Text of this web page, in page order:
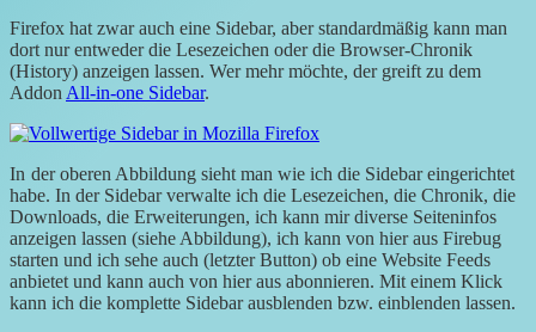
Firefox hat zwar auch eine Sidebar, aber standardmäßig kann man
dort nur entweder die Lesezeichen oder die Browser-Chronik
(History) anzeigen lassen. Wer mehr möchte, der greift zu dem
Addon All-in-one Sidebar.
In der oberen Abbildung sieht man wie ich die Sidebar eingerichtet
habe. In der Sidebar verwalte ich die Lesezeichen, die Chronik, die
Downloads, die Erweiterungen, ich kann mir diverse Seiteninfos
anzeigen lassen (siehe Abbildung), ich kann von hier aus Firebug
starten und ich sehe auch (letzter Button) ob eine Website Feeds
anbietet und kann auch von hier aus abonnieren. Mit einem Klick
kann ich die komplette Sidebar ausblenden bzw. einblenden lassen.